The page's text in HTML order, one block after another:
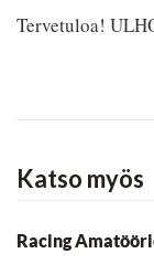
Tervetuloa!
Katso myös
Racing